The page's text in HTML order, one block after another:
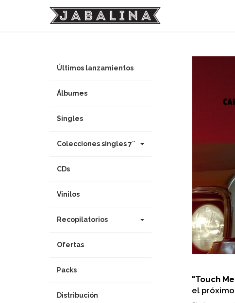
Últimos lanzamientos
Álbumes
Singles
Colecciones singles 7″
CDs
Vinilos
Recopilatorios
Ofertas
Packs
Distribución
"Touch
el